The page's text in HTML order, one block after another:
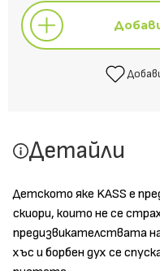
Детайли
Детското яке KASS е
скиори, които не се
предизвикателствата
хъс и борбен дух се